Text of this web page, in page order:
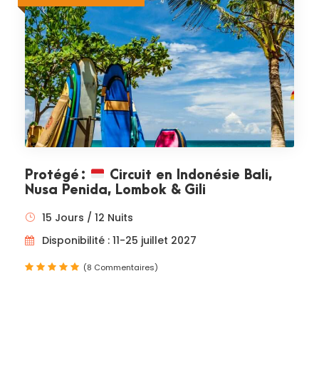
Protégé :
Circuit en Indonésie Bali,
Nusa Penida, Lombok & Gili
15 Jours / 12 Nuits
Disponibilité : 11-25 juillet 2027
(8 Commentaires)